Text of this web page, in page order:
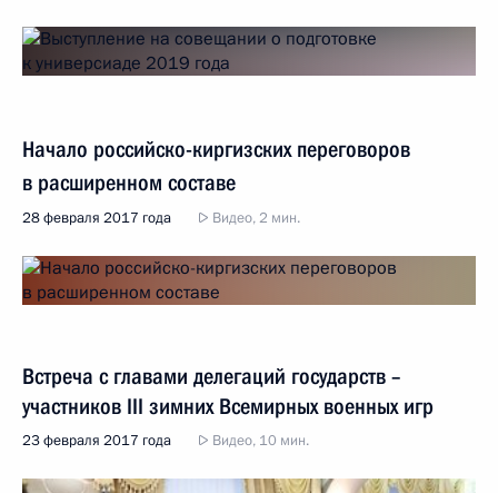
Начало российско-киргизских переговоров
в расширенном составе
28 февраля 2017 года Видео, 2 мин.
Встреча с главами делегаций государств –
участников III зимних Всемирных военных игр
23 февраля 2017 года Видео, 10 мин.